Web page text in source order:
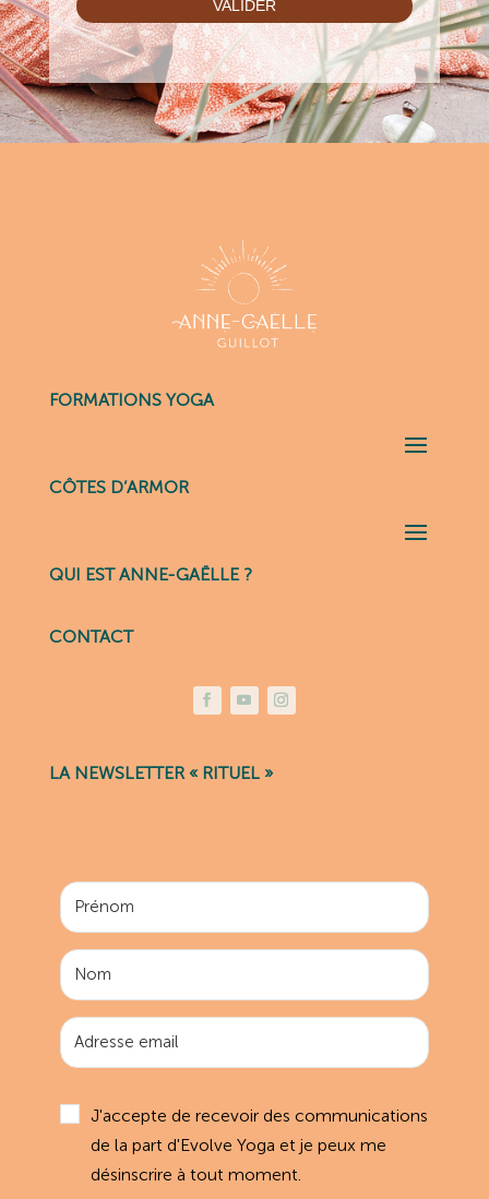
VALIDER
FORMATIONS YOGA
CÔTES D’ARMOR
QUI EST ANNE-GAËLLE ?
CONTACT
LA NEWSLETTER « RITUEL »
J'accepte de recevoir des communications
de la part d'Evolve Yoga et je peux me
désinscrire à tout moment.